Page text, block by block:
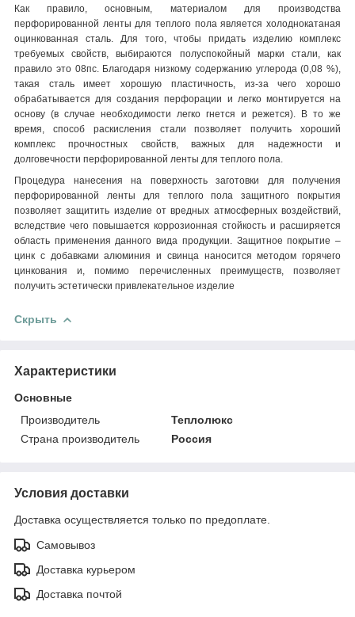
Как правило, основным, материалом для производства
перфорированной ленты для теплого пола является холоднокатаная
оцинкованная сталь. Для того, чтобы придать изделию комплекс
требуемых свойств, выбираются полуспокойный марки стали, как
правило это 08пс. Благодаря низкому содержанию углерода (0,08 %),
такая сталь имеет хорошую пластичность, из-за чего хорошо
обрабатывается для создания перфорации и легко монтируется на
основу (в случае необходимости легко гнется и режется). В то же
время, способ раскисления стали позволяет получить хороший
комплекс прочностных свойств, важных для надежности и
долговечности перфорированной ленты для теплого пола.
Процедура нанесения на поверхность заготовки для получения
перфорированной ленты для теплого пола защитного покрытия
позволяет защитить изделие от вредных атмосферных воздействий,
вследствие чего повышается коррозионная стойкость и расширяется
область применения данного вида продукции. Защитное покрытие –
цинк с добавками алюминия и свинца наносится методом горячего
цинкования и, помимо перечисленных преимуществ, позволяет
получить эстетически привлекательное изделие
Скрыть
Характеристики
Основные
Производитель
Теплолюкс
Страна производитель
Россия
Условия доставки
Доставка осуществляется только по предоплате.
Самовывоз
Доставка курьером
Доставка почтой